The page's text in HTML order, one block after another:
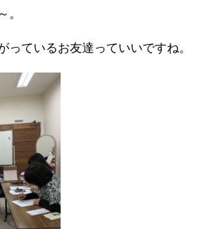
。
っているお友達っていいですね。